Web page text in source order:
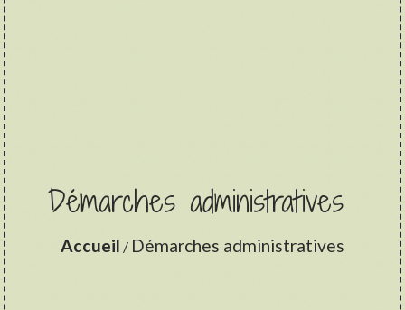
Démarches administratives
Accueil / Démarches administratives